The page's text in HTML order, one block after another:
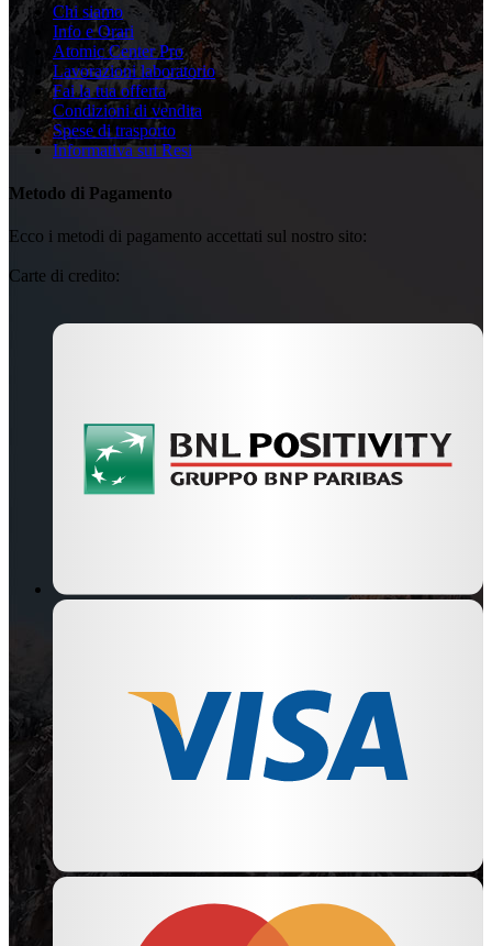
Chi siamo
Info e Orari
Atomic Center Pro
Lavorazioni laboratorio
Fai la tua offerta
Condizioni di vendita
Spese di trasporto
Informativa sui Resi
Metodo di Pagamento
Ecco i metodi di pagamento accettati sul nostro sito:
Carte di credito: